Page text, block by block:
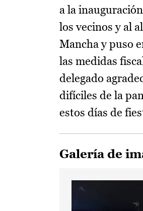
a la
los vecinos y al
Mancha y puso
las medidas
delegado
difíciles de la
estos días de
Galería de